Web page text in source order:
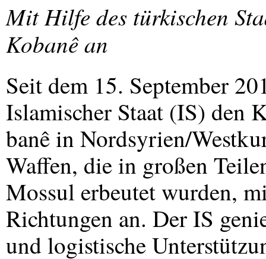
Mit Hilfe des türkischen
Kobanê an
Seit dem 15. September
Islamischer Staat (IS) den
banê in Nordsyrien/
Waffen, die in großen
Mossul erbeutet wurden,
Richtungen an. Der IS
und logistische